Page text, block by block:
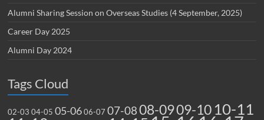
Alumni Sharing Session on Overseas Studies (4 September, 2025)
Career Day 2025
Alumni Day 2024
Tags Cloud
02-03 04-05 05-06 06-07 07-0808-0909-10 10-11